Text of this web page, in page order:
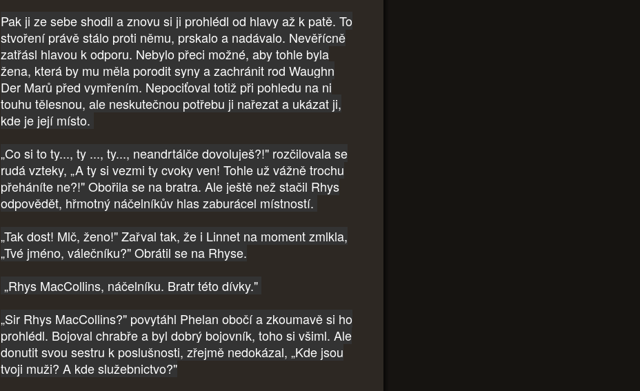
Pak ji ze sebe shodil a znovu si ji prohlédl od hlavy až k patě. To
stvoření právě stálo proti němu, prskalo a nadávalo. Nevěřícně
zatřásl hlavou k odporu. Nebylo přeci možné, aby tohle byla
žena, která by mu měla porodit syny a zachránit rod Waughn
Der Marů před vymřením. Nepociťoval totiž při pohledu na ni
touhu tělesnou, ale neskutečnou potřebu ji nařezat a ukázat ji,
kde je její místo.
„Co si to ty..., ty ..., ty..., neandrtálče dovoluješ?!" rozčilovala se
rudá vzteky, „A ty si vezmi ty cvoky ven! Tohle už vážně trochu
přeháníte ne?!" Obořila se na bratra. Ale ještě než stačil Rhys
odpovědět, hřmotný náčelníkův hlas zaburácel místností.
„Tak dost! Mlč, ženo!" Zařval tak, že i Linnet na moment zmlkla,
„Tvé jméno, válečníku?" Obrátil se na Rhyse.
„Rhys MacCollins, náčelníku. Bratr této dívky."
„Sir Rhys MacCollins?" povytáhl Phelan obočí a zkoumavě si ho
prohlédl. Bojoval chrabře a byl dobrý bojovník, toho si všiml. Ale
donutit svou sestru k poslušnosti, zřejmě nedokázal, „Kde jsou
tvoji muži? A kde služebnictvo?"